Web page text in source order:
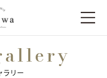
ラリー